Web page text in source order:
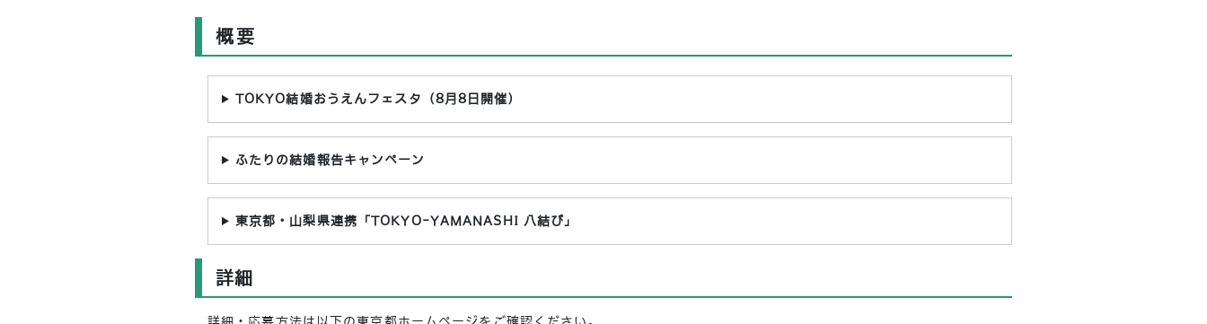
概要
TOKYO結婚おうえんフェスタ（8月8日開催）
ふたりの結婚報告キャンペーン
東京都・山梨県連携「TOKYO-YAMANASHI 八結び」
詳細
詳細・応募方法は以下の東京都ホームページをご確認ください。